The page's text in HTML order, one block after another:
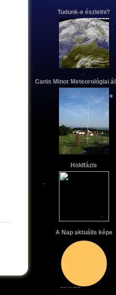
Tudunk-e észlelni?
Canis Minor Meteorológiai
Holdfázis
A Nap aktuális képe